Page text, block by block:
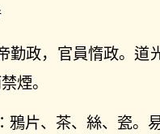
勤政，官員惰政。道
煙。
鴉片、茶、絲、瓷。